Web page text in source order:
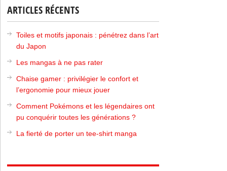
ARTICLES RÉCENTS
Toiles et motifs japonais : pénétrez dans l’art
du Japon
Les mangas à ne pas rater
Chaise gamer : privilégier le confort et
l’ergonomie pour mieux jouer
Comment Pokémons et les légendaires ont
pu conquérir toutes les générations ?
La fierté de porter un tee-shirt manga